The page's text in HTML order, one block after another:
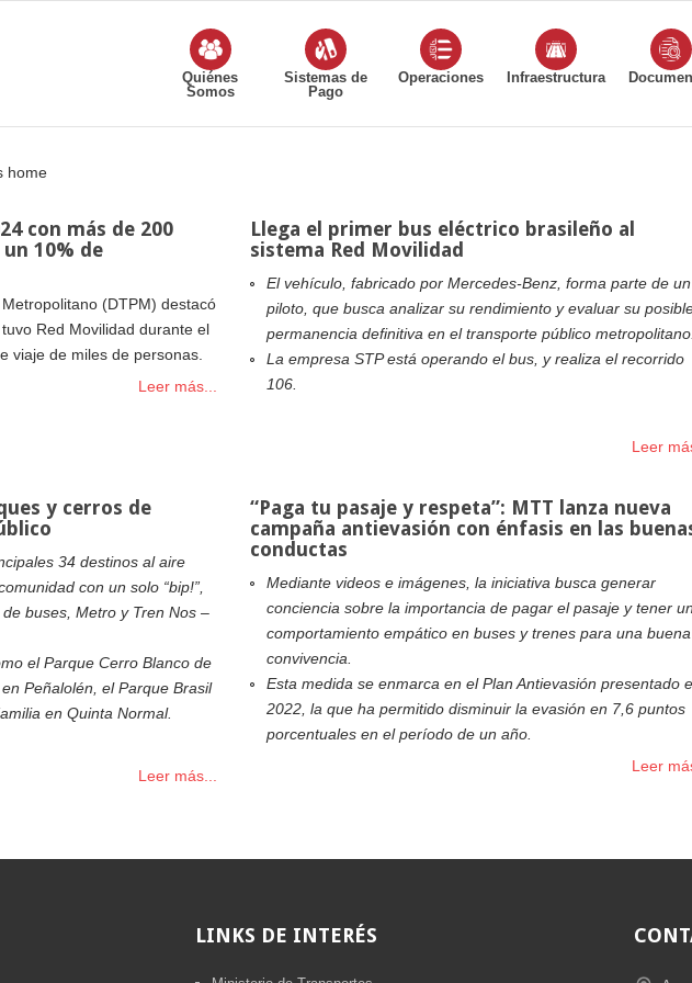
Quiénes
Somos
Sistemas de
Pago
Operaciones Infraestructura
home
con más de 200
10% de
(DTPM) destacó
Red Movilidad durante el
viaje de miles de personas.
Leer más...
Llega el primer bus eléctrico brasileño al
sistema Red Movilidad
El vehículo, fabricado por Mercedes-Benz, forma parte de un
piloto, que busca analizar su rendimiento y evaluar su
permanencia definitiva en el transporte público metropolitano.
La empresa STP está operando el bus, y realiza el recorrido
106.
Leer
y cerros de
34 destinos al aire
con un solo “bip!”,
buses, Metro y Tren Nos –
el Parque Cerro Blanco de
Peñalolén, el Parque Brasil
en Quinta Normal.
Leer más...
“Paga tu pasaje y respeta”: MTT lanza nueva
campaña antievasión con énfasis en las
conductas
Mediante videos e imágenes, la iniciativa busca generar
conciencia sobre la importancia de pagar el pasaje y tener un
comportamiento empático en buses y trenes para una buena
convivencia.
Esta medida se enmarca en el Plan Antievasión presentado
2022, la que ha permitido disminuir la evasión en 7,6 puntos
porcentuales en el período de un año.
Leer
LINKS DE INTERÉS